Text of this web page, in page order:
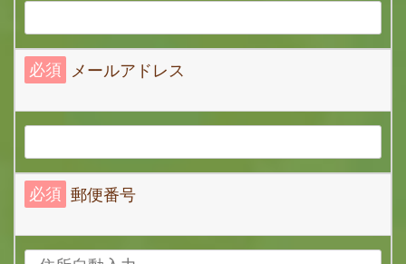
必須 メールアドレス
必須 郵便番号